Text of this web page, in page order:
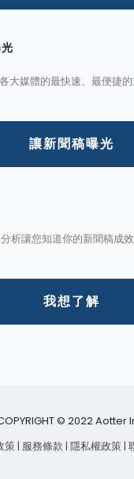
大媒體的最快速、最便捷的
讓新聞稿曝光
析讓您知道你的新聞稿成
我想了解
© 2022 Aotter
策| 服務條款 | 隱私權政策|